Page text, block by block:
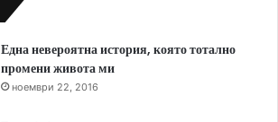
Една невероятна история, която тотално
промени живота ми
ноември 22, 2016